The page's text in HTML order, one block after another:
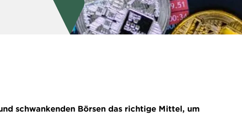
schwankenden Börsen das richtige Mittel, um